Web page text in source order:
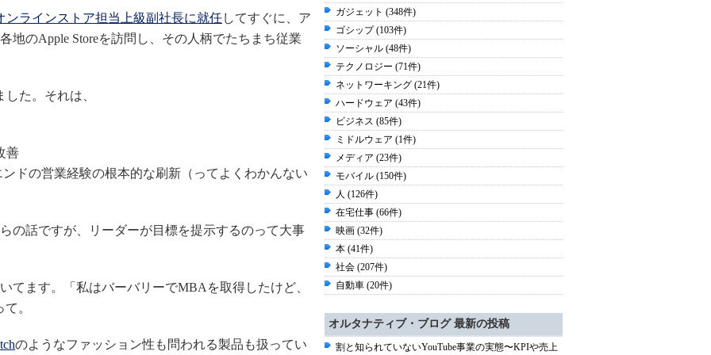
ンラインストア担当上級副社長に就任してすぐに、ア
地のApple Storeを訪問し、その人柄でたちまち従業
た。それは、
善
ンドの営業経験の根本的な刷新（ってよくわかんない
の話ですが、リーダーが目標を提示するのって大事
てます。「私はバーバリーでMBAを取得したけど、
。
のようなファッション性も問われる製品も扱ってい
ガジェット (348件)
ゴシップ (103件)
ソーシャル (48件)
テクノロジー (71件)
ネットワーキング (21件)
ハードウェア (43件)
ビジネス (85件)
ミドルウェア (1件)
メディア (23件)
モバイル (150件)
人 (126件)
在宅仕事 (66件)
映画 (32件)
本 (41件)
社会 (207件)
自動車 (20件)
オルタナティブ・ブログ 最新の投稿
割と知られていないYouTube事業の実態〜KPIや売上